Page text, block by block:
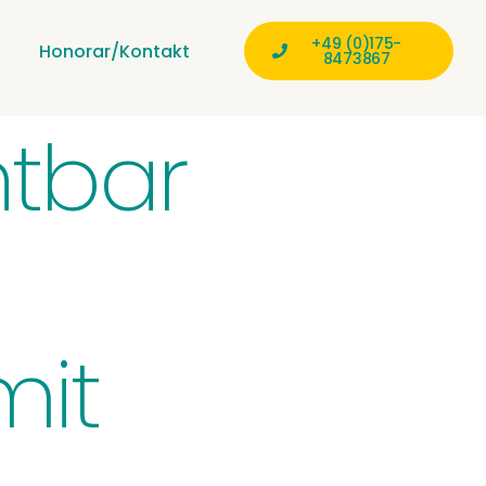
Honorar/Kontakt +49 (0)175-
8473867